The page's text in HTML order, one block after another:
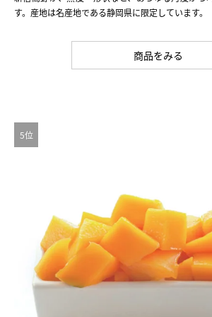
す。産地は名産地である静岡県に限定しています。
商品をみる
5位